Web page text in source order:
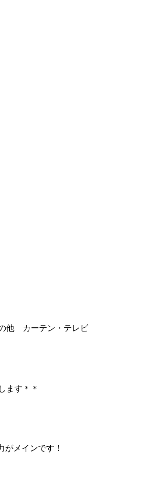
カーテン・テレビ
ます＊＊
がメインです！